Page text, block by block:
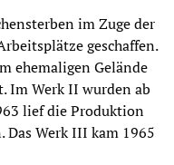
im Zuge der
geschaffen.
ehemaligen Gelände
Im Werk II wurden ab
lief die Produktion
Das Werk III kam 1965